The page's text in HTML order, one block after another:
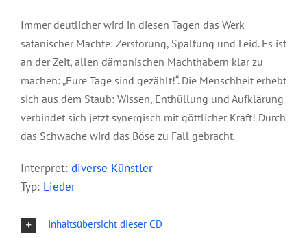
Immer deutlicher wird in diesen Tagen das Werk
satanischer Mächte: Zerstörung, Spaltung und Leid. Es ist
an der Zeit, allen dämonischen Machthabern klar zu
machen: „Eure Tage sind gezählt!“. Die Menschheit erhebt
sich aus dem Staub: Wissen, Enthüllung und Aufklärung
verbindet sich jetzt synergisch mit göttlicher Kraft! Durch
das Schwache wird das Böse zu Fall gebracht.
Interpret: diverse Künstler
Typ: Lieder
Inhaltsübersicht dieser CD